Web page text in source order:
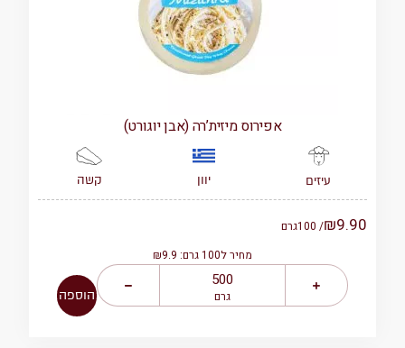
אפירוס מיזית’רה (אבן יוגורט)
עיזים יוון קשה
מחיר ל100 גרם: ₪9.9
₪9.90
/ 100 גרם
גרם הוספה